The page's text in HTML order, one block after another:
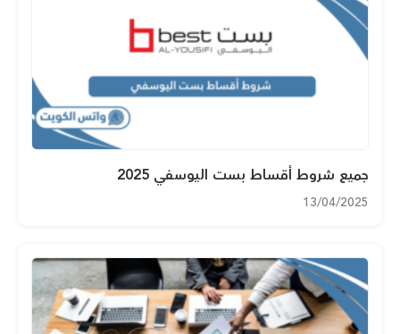
جميع شروط أقساط بست اليوسفي 2025
13/04/2025